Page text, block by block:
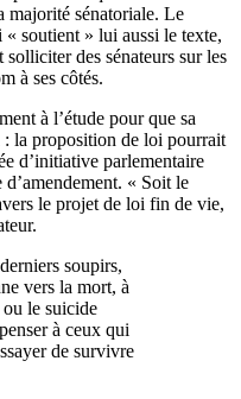
majorité sénatoriale. Le
soutient » lui aussi le texte,
des sénateurs sur les
à ses côtés.
à l’étude pour que sa
la proposition de loi pourrait
d’initiative parlementaire
« Soit le
le projet de loi fin de vie,
soupirs,
vers la mort, à
le suicide
à ceux qui
de survivre